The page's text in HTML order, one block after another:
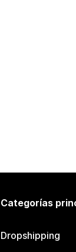
Categorías
Dropshipping